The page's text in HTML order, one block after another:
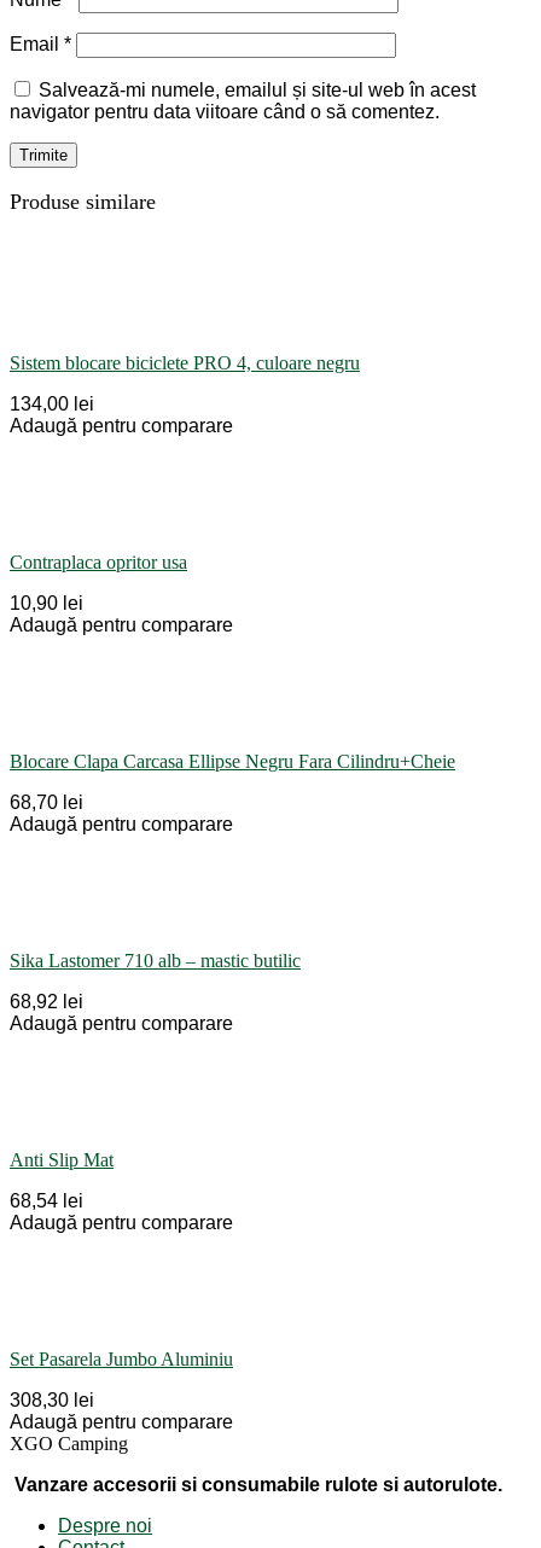
Email *
Salvează-mi numele, emailul și site-ul web în acest
navigator pentru data viitoare când o să comentez.
Produse similare
Sistem blocare biciclete PRO 4, culoare negru
134,00 lei
Adaugă pentru comparare
Contraplaca opritor usa
10,90 lei
Adaugă pentru comparare
Blocare Clapa Carcasa Ellipse Negru Fara Cilindru+Cheie
68,70 lei
Adaugă pentru comparare
Sika Lastomer 710 alb – mastic butilic
68,92 lei
Adaugă pentru comparare
Anti Slip Mat
68,54 lei
Adaugă pentru comparare
Set Pasarela Jumbo Aluminiu
308,30 lei
Adaugă pentru comparare
XGO Camping
Vanzare accesorii si consumabile rulote si autorulote.
Despre noi